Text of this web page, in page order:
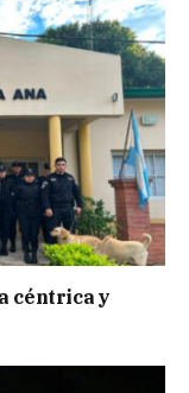
céntrica y